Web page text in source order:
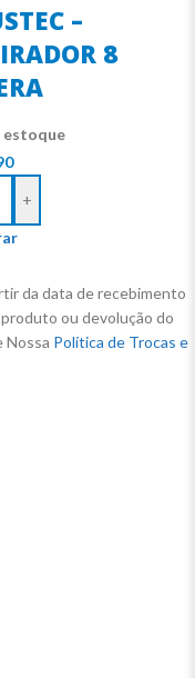
–
8
estoque
+
da data de recebimento
ou devolução do
Nossa Política de Trocas e